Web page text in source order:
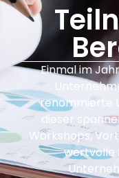
Einmal im
renommierte
dieser
Workshops,
wertvolle